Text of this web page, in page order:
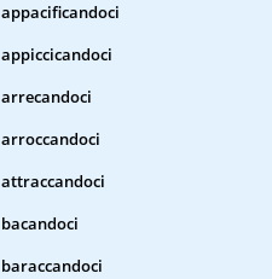
appacificandoci
appiccicandoci
arrecandoci
arroccandoci
attraccandoci
bacandoci
baraccandoci